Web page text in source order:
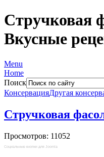
Стручковая
Вкусные
Menu
Home
Поиск
КонсервацияДругая
Стручковая
Просмотров: 11052
Социальные кнопки для Joomla